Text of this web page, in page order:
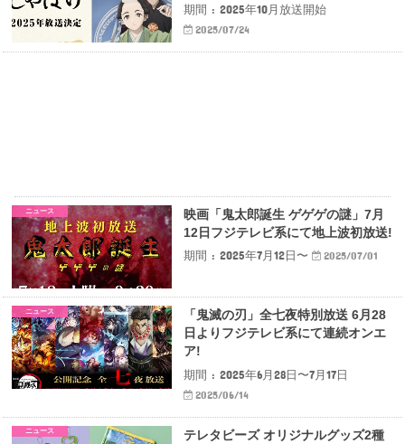
期間 : 2025年10月放送開始
2025/07/24
ニュース
映画「鬼太郎誕生 ゲゲゲの謎」7月
12日フジテレビ系にて地上波初放送!
期間 : 2025年7月12日〜
2025/07/01
ニュース
「鬼滅の刃」全七夜特別放送 6月28
日よりフジテレビ系にて連続オンエ
ア!
期間 : 2025年6月28日〜7月17日
2025/06/14
ニュース
テレタビーズ オリジナルグッズ2種